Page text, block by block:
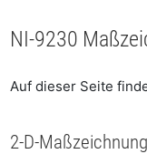
NI-9230
Auf dieser Seite
2-D-